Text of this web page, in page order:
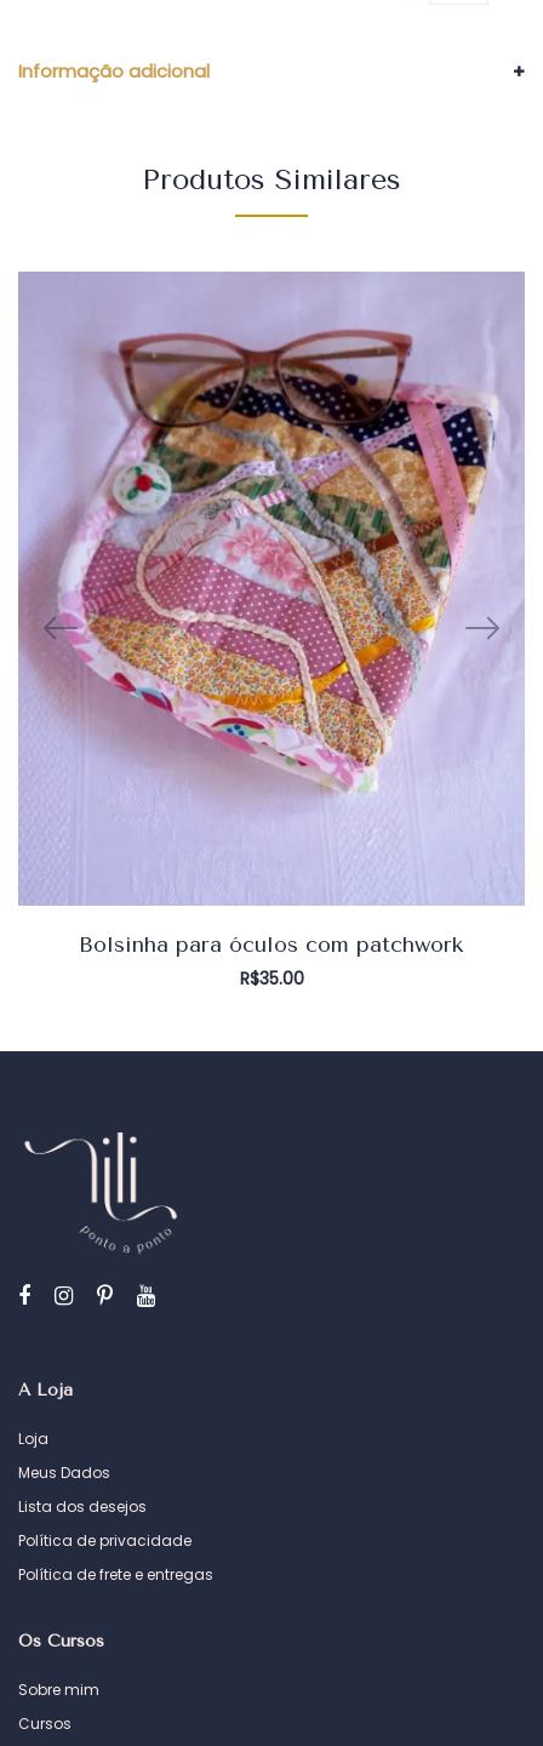
Informação adicional
Produtos Similares
Bolsinha para óculos com patchwork
R$35.00
A Loja
Loja
Meus Dados
Lista dos desejos
Política de privacidade
Política de frete e entregas
Os Cursos
Sobre mim
Cursos